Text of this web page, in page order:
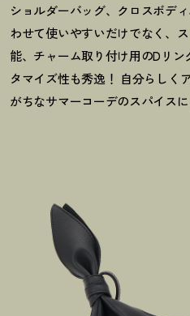
ショルダーバッグ、クロスボデ
わせて使いやすいだけでなく、
能、チャーム取り付け用のDリ
タマイズ性も秀逸 ！ 自分らしく
がちなサマーコーデのスパイス